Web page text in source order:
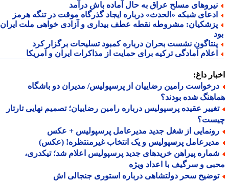
مسلح عراق به حال آماده باش درآمد
شبکه «الحدث» درباره ایجاد گذرگاه موقت در تنگه هرمز
مشروطه نقطه عطف بیداری و آزادی خواهی ملت ایران
نشست بحران درباره کمبود تسلیحات برگزار کرد
آمادگی ترکیه برای حمایت از مذاکرات ایران و آمریکا
داغ:
رامین رضاییان از پرسپولیس/ مدیران دو باشگاه
شده بودند؟
عقیده پرسپولیس درباره رامین رضاییان؛ تصمیم نهایی تارتار
از شغل جدید مدیرعامل پرسپولیس + عکس
پرسپولیس و یک انتخاب غیرمنتظره! (عکس)
پیراهن خریدهای جدید پرسپولیس اعلام شد؛ تیکدری،
و سرگیف با اعداد ویژه
سحر دولتشاهی درباره استوری جنجالی اش